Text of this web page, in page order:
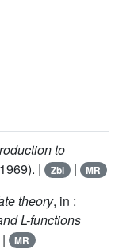
to
| Zbl | MR
theory, in :
L-functions
MR